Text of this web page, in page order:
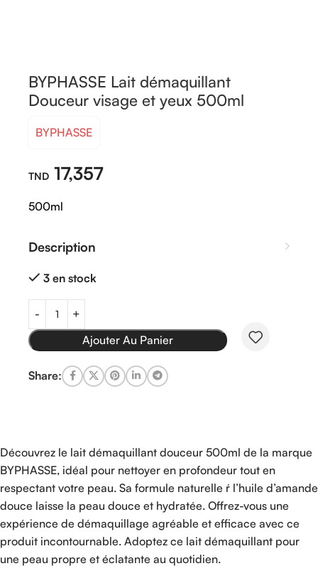
BYPHASSE Lait démaquillant
Douceur visage et yeux 500ml
BYPHASSE
17,357
500ml
Description
3 en stock
Ajouter Au Panier
Share:
Découvrez le lait démaquillant douceur 500ml de la marque
BYPHASSE, idéal pour nettoyer en profondeur tout en
respectant votre peau. Sa formule naturelle ŕ l’huile d’amande
douce laisse la peau douce et hydratée. Offrez-vous une
expérience de démaquillage agréable et efficace avec ce
produit incontournable. Adoptez ce lait démaquillant pour
une peau propre et éclatante au quotidien.